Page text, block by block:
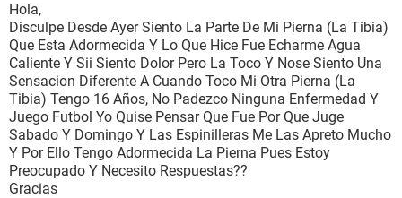
BIENESTAR
SEXUALIDAD
GLOSARIO
Hola,
Disculpe Desde Ayer Siento La Parte De Mi Pierna (La Tibia)
Que Esta Adormecida Y Lo Que Hice Fue Echarme Agua
Caliente Y Sii Siento Dolor Pero La Toco Y Nose Siento Una
Sensacion Diferente A Cuando Toco Mi Otra Pierna (La
Tibia) Tengo 16 Años, No Padezco Ninguna Enfermedad Y
Juego Futbol Yo Quise Pensar Que Fue Por Que Juge
Sabado Y Domingo Y Las Espinilleras Me Las Apreto Mucho
Y Por Ello Tengo Adormecida La Pierna Pues Estoy
Preocupado Y Necesito Respuestas??
Gracias